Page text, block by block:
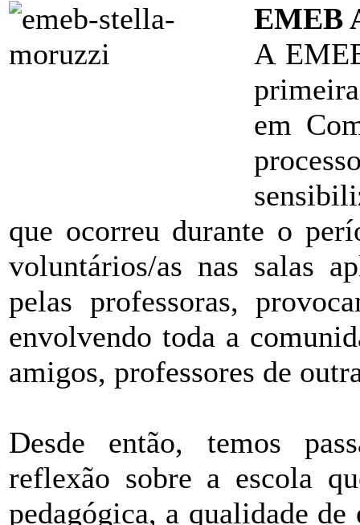
EMEB
A
em
que ocorreu durante o
voluntários/as nas salas
pelas professoras,
envolvendo toda a
amigos, professores de
Desde então, temos
reflexão sobre a escola
pedagógica, a qualidade